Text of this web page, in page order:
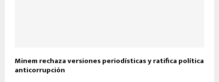
Minem rechaza versiones periodísticas y ratifica política
anticorrupción